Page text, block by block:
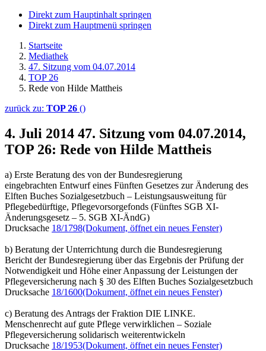
Direkt zum Hauptinhalt springen
Direkt zum Hauptmenü springen
Startseite
Mediathek
47. Sitzung vom 04.07.2014
TOP 26
Rede von Hilde Mattheis
zurück zu: TOP 26 ()
4. Juli 2014 47. Sitzung vom 04.07.2014,
TOP 26: Rede von Hilde Mattheis
a) Erste Beratung des von der Bundesregierung
eingebrachten Entwurf eines Fünften Gesetzes zur Änderung des
Elften Buches Sozialgesetzbuch – Leistungsausweitung für
Pflegebedürftige, Pflegevorsorgefonds (Fünftes SGB XI-
Änderungsgesetz – 5. SGB XI-ÄndG)
Drucksache 18/1798(Dokument, öffnet ein neues Fenster)
b) Beratung der Unterrichtung durch die Bundesregierung
Bericht der Bundesregierung über das Ergebnis der Prüfung der
Notwendigkeit und Höhe einer Anpassung der Leistungen der
Pflegeversicherung nach § 30 des Elften Buches Sozialgesetzbuch
Drucksache 18/1600(Dokument, öffnet ein neues Fenster)
c) Beratung des Antrags der Fraktion DIE LINKE.
Menschenrecht auf gute Pflege verwirklichen – Soziale
Pflegeversicherung solidarisch weiterentwickeln
Drucksache 18/1953(Dokument, öffnet ein neues Fenster)